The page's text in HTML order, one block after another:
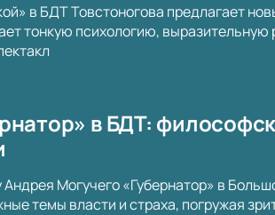
в БДТ Товстоногова предлагает
тонкую психологию,
в БДТ:
Андрея Могучего «Губернатор» в
темы власти и страха, погружая